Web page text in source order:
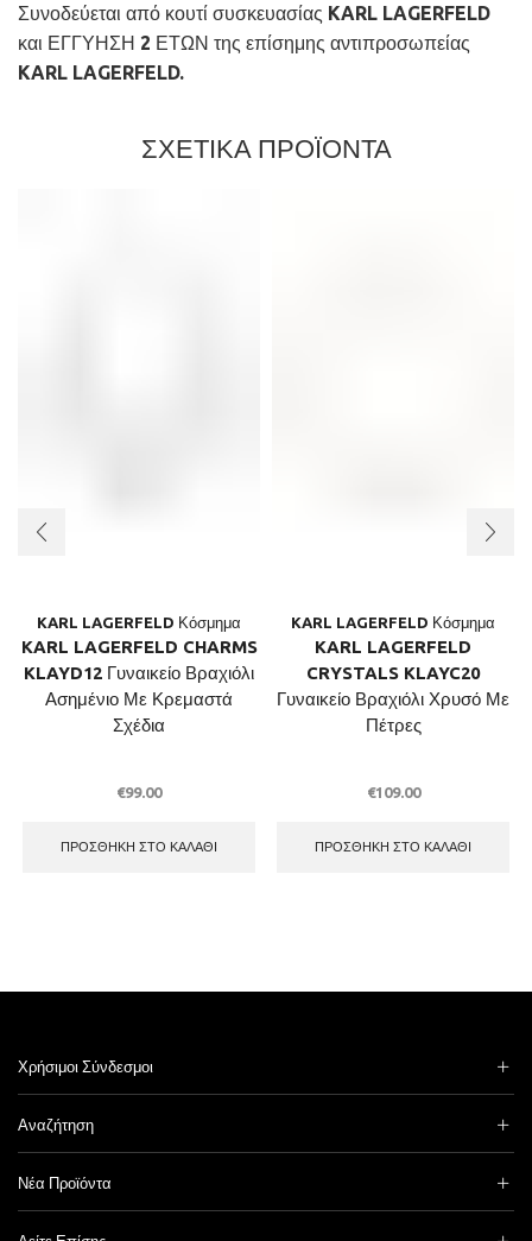
Συνοδεύεται από κουτί συσκευασίας KARL LAGERFELD
και ΕΓΓΥΗΣΗ 2 ΕΤΩΝ της επίσημης αντιπροσωπείας
KARL LAGERFELD.
ΣΧΕΤΙΚΑ ΠΡΟΪΟΝΤΑ
KARL LAGERFELD Κόσμημα
KARL LAGERFELD CHARMS
KLAYD12 Γυναικείο Βραχιόλι
Ασημένιο Με Κρεμαστά
Σχέδια
€99.00
ΠΡΟΣΘΉΚΗ ΣΤΟ ΚΑΛΆΘΙ
KARL LAGERFELD Κόσμημα
KARL LAGERFELD
CRYSTALS KLAYC20
Γυναικείο Βραχιόλι Χρυσό Με
Πέτρες
€109.00
ΠΡΟΣΘΉΚΗ ΣΤΟ ΚΑΛΆΘΙ
Χρήσιμοι Σύνδεσμοι
Αναζήτηση
Νέα Προϊόντα